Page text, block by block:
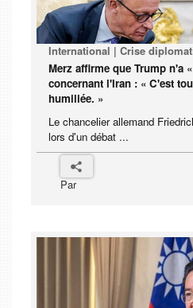
International | Crise
Merz affirme que Trump n'a
concernant l'Iran : « C'est
humiliée. »
Le chancelier allemand
lors d'un débat ...
Par